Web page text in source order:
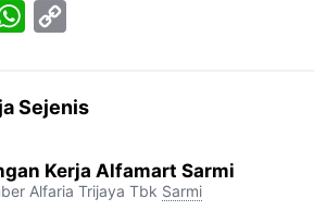
W
t
A
y
i
Sejenis
Kerja Alfamart Sarmi
Alfaria Trijaya Tbk Sarmi